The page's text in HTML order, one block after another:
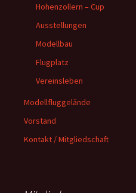
Hohenzollern – Cup
Ausstellungen
Modellbau
Flugplatz
Vereinsleben
Modellfluggelände
Vorstand
Kontakt / Mitgliedschaft